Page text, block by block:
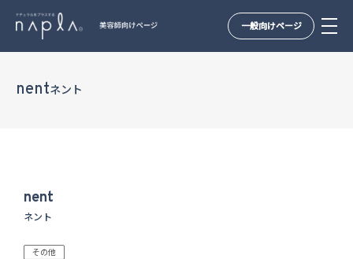
一般向けページ
nentネント
nent
ネント
その他